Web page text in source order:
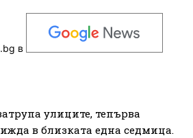
в
улиците, тепърва
в близката една седмица.